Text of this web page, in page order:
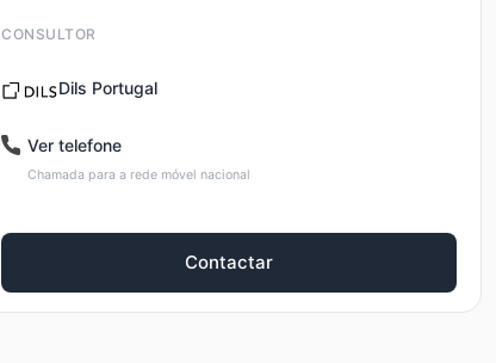
CONSULTOR
Dils Portugal
Ver telefone
Chamada para a rede móvel nacional
Contactar